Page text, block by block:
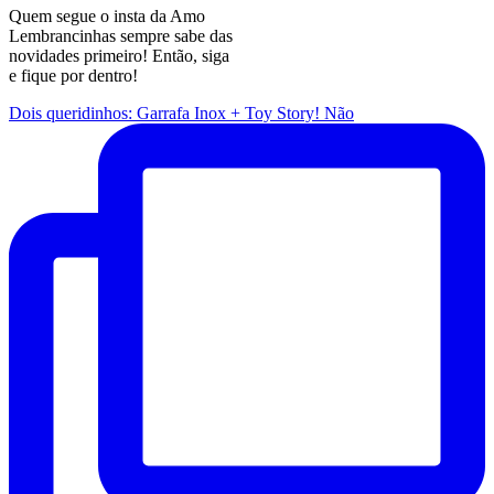
Quem segue o insta da Amo
Lembrancinhas sempre sabe das
novidades primeiro! Então, siga
e fique por dentro!
Dois queridinhos: Garrafa Inox + Toy Story! Não